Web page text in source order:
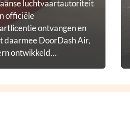
luchtvaartautoriteit
officiële
ontvangen en
daarmee DoorDash Air,
ontwikkeld